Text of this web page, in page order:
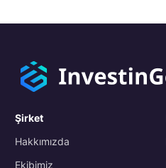
Şirket
Hakkımızda
Ekibimiz